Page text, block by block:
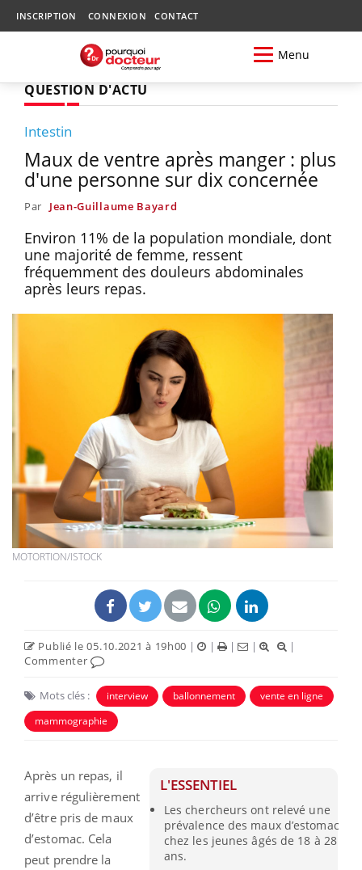
INSCRIPTION CONNEXION CONTACT
Menu
QUESTION D'ACTU
Intestin
Maux de ventre après manger : plus
d'une personne sur dix concernée
Par Jean-Guillaume Bayard
Environ 11% de la population mondiale, dont
une majorité de femme, ressent
fréquemment des douleurs abdominales
après leurs repas.
MOTORTION/ISTOCK
Publié le 05.10.2021 à 19h00 | | | |
|
Commenter
Mots clés : interview ballonnement
vente en ligne
mammographie
L'ESSENTIEL
Les chercheurs ont relevé une
prévalence des maux d’estomac
chez les jeunes âgés de 18 à 28
ans.
Après un repas, il
arrive régulièrement
d’être pris de maux
d’estomac. Cela
peut prendre la